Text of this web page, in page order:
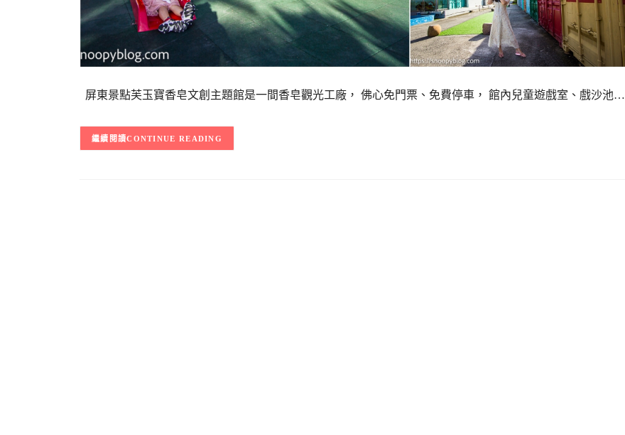
屏東景點芙玉寶香皂文創主題館是一間香皂觀光工廠， 佛心免門票、免費停車， 館內兒童遊戲室、戲沙池…
CONTINUE READING